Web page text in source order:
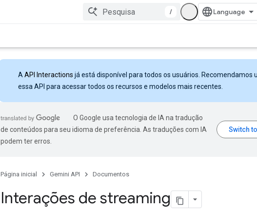
/
A API Interactions já está disponível para todos os usuários. Recomendamos
essa API para acessar todos os recursos e modelos mais recentes.
O Google usa tecnologia de IA na tradução
de conteúdos para seu idioma de preferência. As traduções com IA
podem ter erros.
Página inicial Gemini API Documentos
Interações de streaming